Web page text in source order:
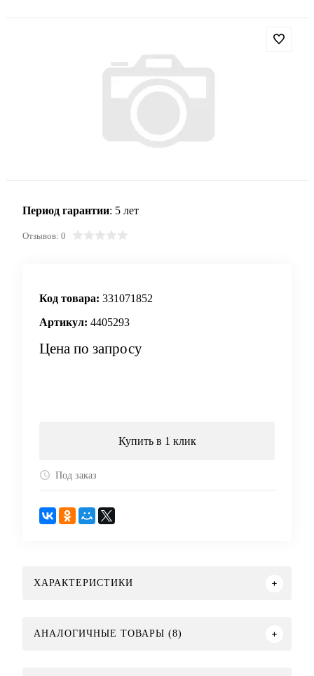
Период гарантии: 5 лет
Отзывов: 0
Код товара: 331071852
Артикул: 4405293
Цена по запросу
Купить в 1 клик
Под заказ
ХАРАКТЕРИСТИКИ
АНАЛОГИЧНЫЕ ТОВАРЫ (8)